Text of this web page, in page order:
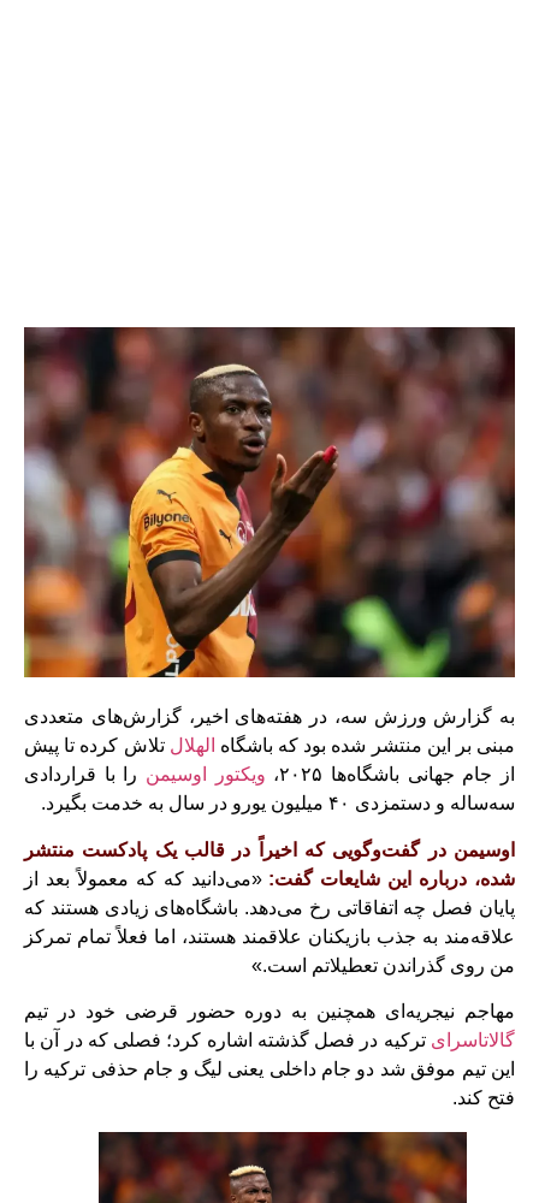
به گزارش ورزش سه، در هفته‌های اخیر، گزارش‌های متعددی
مبنی بر این منتشر شده بود که باشگاه الهلال تلاش کرده تا پیش
از جام جهانی باشگاه‌ها ۲۰۲۵،
ویکتور اوسیمن را با قراردادی
سه‌ساله و دستمزدی ۴۰ میلیون یورو در سال به خدمت بگیرد.
اوسیمن در گفت‌وگویی که اخیراً در قالب یک پادکست منتشر
شده، درباره این شایعات گفت:«می‌دانید که که معمولاً بعد از
پایان فصل چه اتفاقاتی رخ می‌دهد. باشگاه‌های زیادی هستند که
علاقه‌مند به جذب بازیکنان علاقمند هستند، اما فعلاً تمام تمرکز
من روی گذراندن تعطیلاتم است.»
مهاجم نیجریه‌ای همچنین به دوره حضور قرضی خود در تیم
گالاتاسرای ترکیه در فصل گذشته اشاره کرد؛ فصلی که در آن با
این تیم موفق شد دو جام داخلی یعنی لیگ و جام حذفی ترکیه را
فتح کند.